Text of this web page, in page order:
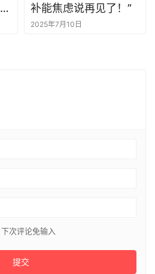
补能焦虑说再见了！”
2025年7月10日
次评论免输入
提交